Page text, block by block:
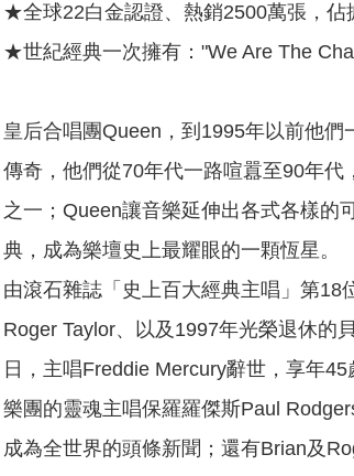
★全球22白金認證、熱銷2500萬張，佔
★世紀經典一次擁有："We Are The
皇后合唱團Queen，到1995年以前他
傳奇，他們從70年代一路喧囂至90年
之一；Queen讓音樂延伸出各式各樣的
典，成為樂壇史上最耀眼的一顆恆星。
由滾石雜誌「史上百大經典主唱」第
Roger Taylor、以及1997年光榮退休的
日，主唱Freddie Mercury辭世，享年
樂團的靈魂主唱保羅羅傑斯Paul
成為全世界的頭條新聞；還有Brian及